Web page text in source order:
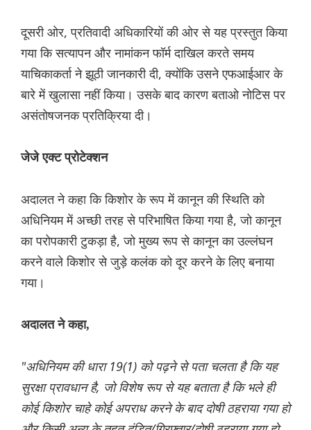
दूसरी ओर, प्रतिवादी अधिकारियों की ओर से यह प्रस्तुत किया
गया कि सत्यापन और नामांकन फॉर्म दाखिल करते समय
याचिकाकर्ता ने झूठी जानकारी दी, क्योंकि उसने एफआईआर के
बारे में खुलासा नहीं किया। उसके बाद कारण बताओ नोटिस पर
असंतोषजनक प्रतिक्रिया दी।
जेजे एक्ट प्रोटेक्शन
अदालत ने कहा कि किशोर के रूप में कानून की स्थिति को
अधिनियम में अच्छी तरह से परिभाषित किया गया है, जो कानून
का परोपकारी टुकड़ा है, जो मुख्य रूप से कानून का उल्लंघन
करने वाले किशोर से जुड़े कलंक को दूर करने के लिए बनाया
गया।
अदालत ने कहा,
"अधिनियम की धारा 19(1) को पढ़ने से पता चलता है कि यह
सुरक्षा प्रावधान है, जो विशेष रूप से यह बताता है कि भले ही
कोई किशोर चाहे कोई अपराध करने के बाद दोषी ठहराया गया हो